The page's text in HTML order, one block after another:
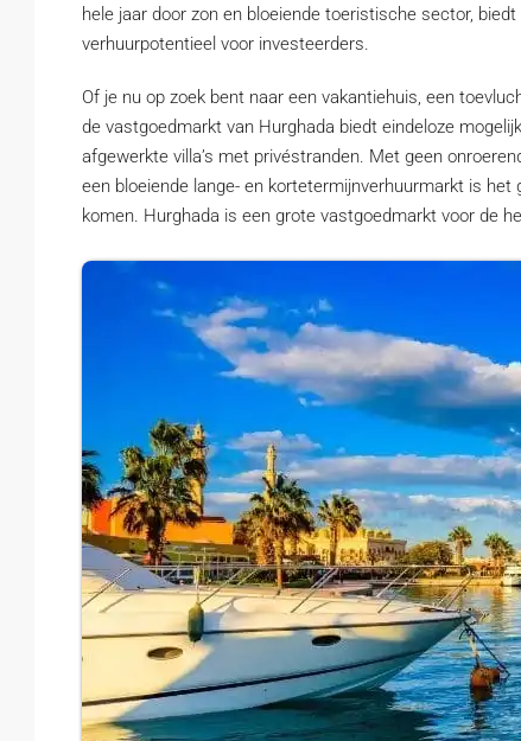
hele jaar door zon en bloeiende toeristische sector,
verhuurpotentieel voor investeerders.
Of je nu op zoek bent naar een vakantiehuis, een
de vastgoedmarkt van Hurghada biedt eindeloze
afgewerkte villa’s met privéstranden. Met geen
een bloeiende lange- en kortetermijnverhuurmarkt is
komen. Hurghada is een grote vastgoedmarkt voor de